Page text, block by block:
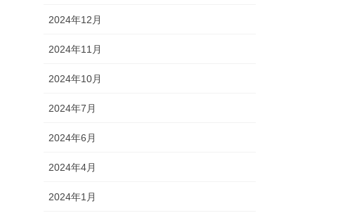
2024年12月
2024年11月
2024年10月
2024年7月
2024年6月
2024年4月
2024年1月